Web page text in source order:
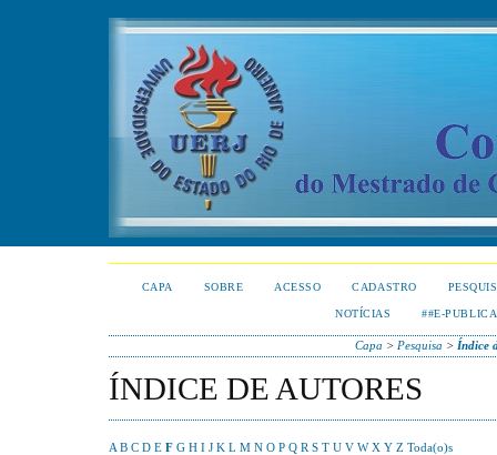
CAPA SOBRE ACESSO CADASTRO
NOTÍCIAS ##E-
Capa > Pesquisa > Índice
ÍNDICE DE AUTORES
A B C D E F G H I J K L M N O P Q R S T U V W X Y Z Toda(o)s